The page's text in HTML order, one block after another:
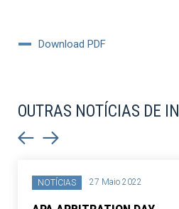
Download PDF
OUTRAS NOTÍCIAS DE
NOTÍCIAS 27 Maio 2022